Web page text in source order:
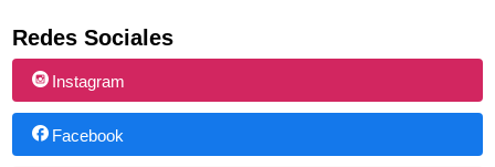
Redes Sociales
Instagram
Facebook